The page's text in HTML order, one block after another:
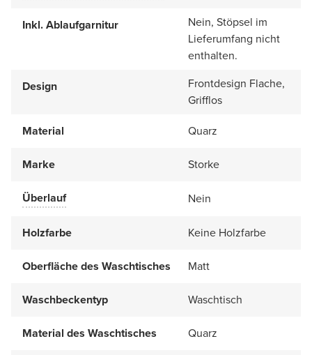
Inkl. Ablaufgarnitur
Nein, Stöpsel im
Lieferumfang nicht
enthalten.
Design
Frontdesign Flache,
Grifflos
Material
Quarz
Marke Storke
Überlauf Nein
Holzfarbe Keine Holzfarbe
Oberfläche des Waschtisches Matt
Waschbeckentyp Waschtisch
Material des Waschtisches Quarz